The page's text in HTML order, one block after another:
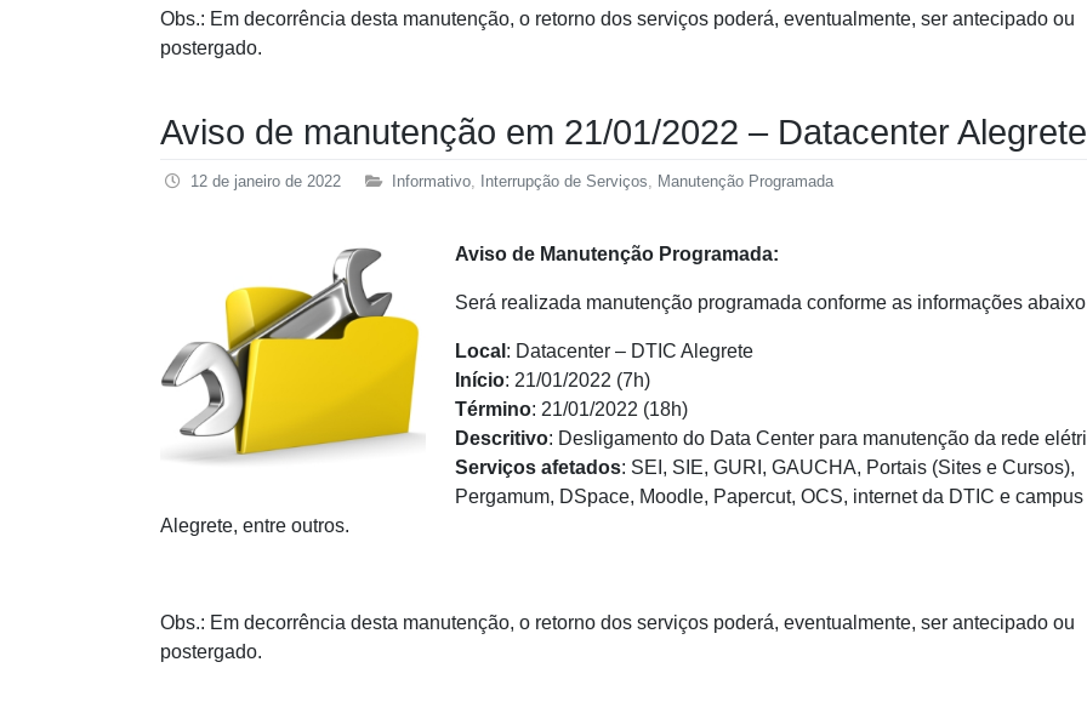
Obs.: Em decorrência desta manutenção, o retorno dos serviços poderá, eventualmente, ser antecipado ou
postergado.
Aviso de manutenção em 21/01/2022 – Datacenter Alegrete
12 de janeiro de 2022 Informativo, Interrupção de Serviços, Manutenção Programada
Aviso de Manutenção Programada:
Será realizada manutenção programada conforme as informações
Local : Datacenter – DTIC Alegrete
Início: 21/01/2022 (7h)
Término: 21/01/2022 (18h)
Descritivo: Desligamento do Data Center para manutenção da rede
Serviços afetados: SEI, SIE, GURI, GAUCHA, Portais (Sites e Cursos),
Pergamum, DSpace, Moodle, Papercut, OCS, internet da DTIC e campus
Alegrete, entre outros.
Obs.: Em decorrência desta manutenção, o retorno dos serviços poderá, eventualmente, ser antecipado ou
postergado.